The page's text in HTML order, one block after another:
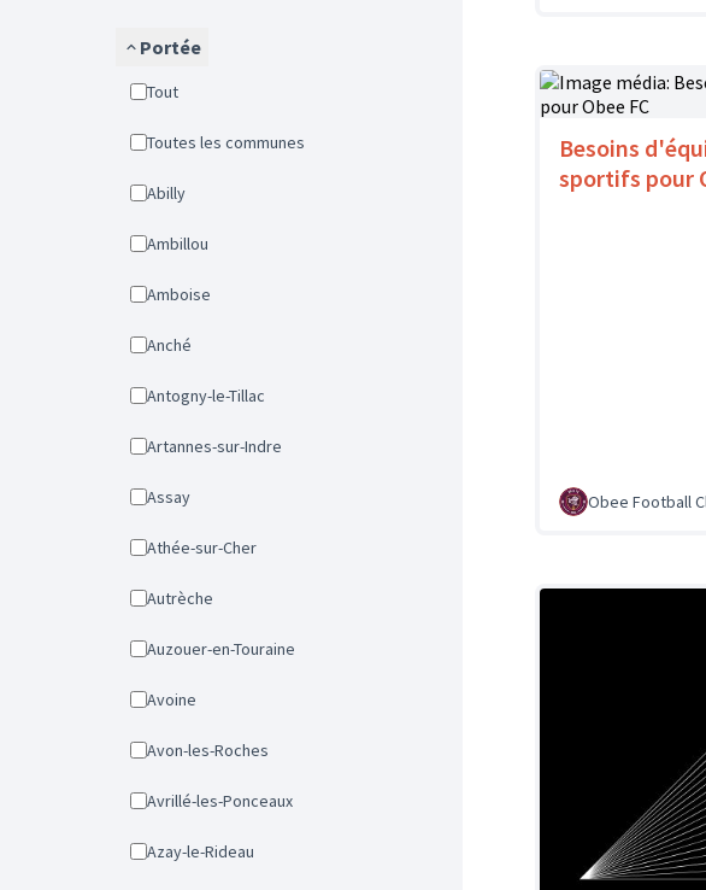
Portée
Tout
Toutes les communes
Abilly
Ambillou
Amboise
Anché
Antogny-le-Tillac
Artannes-sur-Indre
Assay
Athée-sur-Cher
Autrèche
Auzouer-en-Touraine
Avoine
Avon-les-Roches
Avrillé-les-Ponceaux
Azay-le-Rideau
Besoins
sportifs pour
Obee Football